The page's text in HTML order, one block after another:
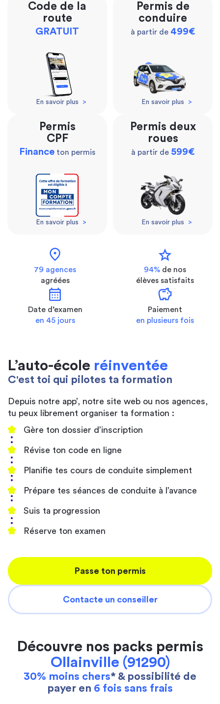
Code de la
route
GRATUIT
En savoir plus >
Permis de
conduire
à partir de 499€
En savoir plus >
Permis
CPF
Finance ton permis
En savoir plus >
Permis deux
roues
à partir de 599€
En savoir plus >
location_on
79 agences
agréées
star
94% de nos
élèves satisfaits
calendar_month
Date d’examen
en 45 jours
savings
Paiement
en plusieurs fois
L’auto-école réinventée
C'est toi qui pilotes ta formation
Depuis notre app’, notre site web ou nos agences,
tu peux librement organiser ta formation :
Gère ton dossier d’inscription
Révise ton code en ligne
Planifie tes cours de conduite simplement
Prépare tes séances de conduite à l’avance
Suis ta progression
Réserve ton examen
Passe ton permis
Contacte un conseiller
Découvre nos packs permis
Ollainville (91290)
30% moins chers* & possibilité de
payer en 6 fois sans frais